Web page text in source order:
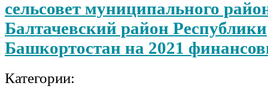
сельсовет муниципального
Балтачевский район Республики
Башкортостан на 2021
Категории: